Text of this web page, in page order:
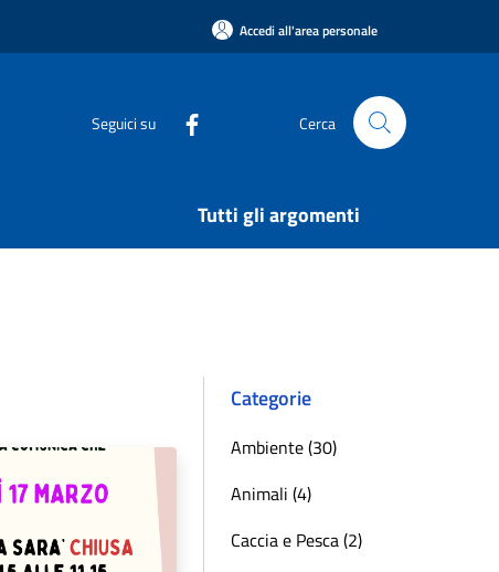
Accedi all'area personale
Seguici su Cerca
Tutti gli argomenti
Categorie
Ambiente (30)
Animali (4)
Caccia e Pesca (2)